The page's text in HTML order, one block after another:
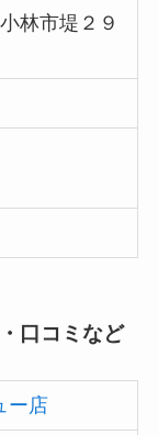
林市堤２９
口コミなど
ー店